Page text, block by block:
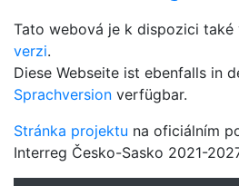
Tato webová je k dispozici také
verzi.
Diese Webseite ist ebenfalls in
Sprachversion verfügbar.
Stránka projektu na oficiálním
Interreg Česko-Sasko 2021-